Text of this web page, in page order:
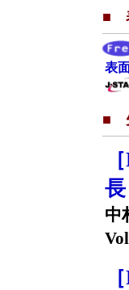
■
表
■
中